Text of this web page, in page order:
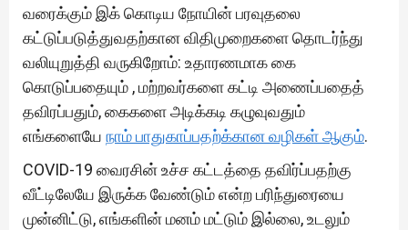
வரைக்கும் இக் கொடிய நோயின் பரவுதலை
கட்டுப்படுத்துவதற்கான விதிமுறைகளை தொடர்ந்து
வலியுறுத்தி வருகிறோம்: உதாரணமாக கை
கொடுப்பதையும் , மற்றவர்களை கட்டி அணைப்பதைத்
தவிரப்பதும், கைகளை அடிக்கடி கழுவுவதும்
எங்களையே நாம் பாதுகாப்பதற்க்கான வழிகள் ஆகும்.
COVID-19 வைரசின் உச்ச கட்டத்தை தவிர்ப்பதற்கு
வீட்டிலேயே இருக்க வேண்டும் என்ற பரிந்துரையை
முன்னிட்டு, எங்களின் மனம் மட்டும் இல்லை, உடலும்